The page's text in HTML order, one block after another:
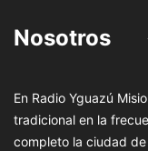
Nosotros
En Radio Yguazú
tradicional en la
completo la ciudad